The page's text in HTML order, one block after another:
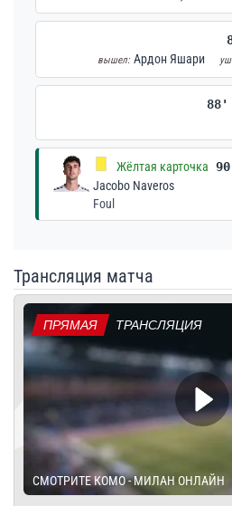
вышел: Ардон Яшари
88'
Жёлтая карточка
Jacobo Naveros
Foul
Трансляция матча
ПРЯМАЯ ТРАНСЛЯЦИЯ
СМОТРИТЕ КОМО - МИЛАН ОНЛАЙН